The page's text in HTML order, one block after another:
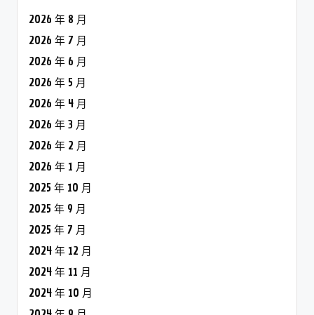
2026 年 8 月
2026 年 7 月
2026 年 6 月
2026 年 5 月
2026 年 4 月
2026 年 3 月
2026 年 2 月
2026 年 1 月
2025 年 10 月
2025 年 9 月
2025 年 7 月
2024 年 12 月
2024 年 11 月
2024 年 10 月